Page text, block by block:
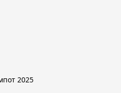
© Компот 2025